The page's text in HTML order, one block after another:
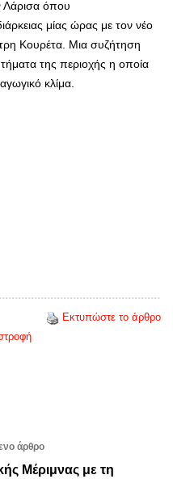
Λάρισα όπου
μίας ώρας με τον νέο
Κουρέτα. Μια συζήτηση
της περιοχής η οποία
κλίμα.
Εκτυπώστε το άρθρο
άρθρο
Μέριμνας με τη